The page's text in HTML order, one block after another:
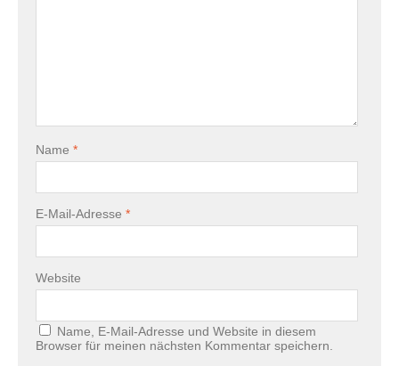
Name *
E-Mail-Adresse *
Website
Name, E-Mail-Adresse und Website in diesem
Browser für meinen nächsten Kommentar speichern.